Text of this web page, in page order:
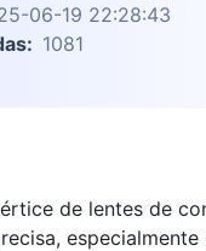
06-19 22:28:43
1081
de lentes de